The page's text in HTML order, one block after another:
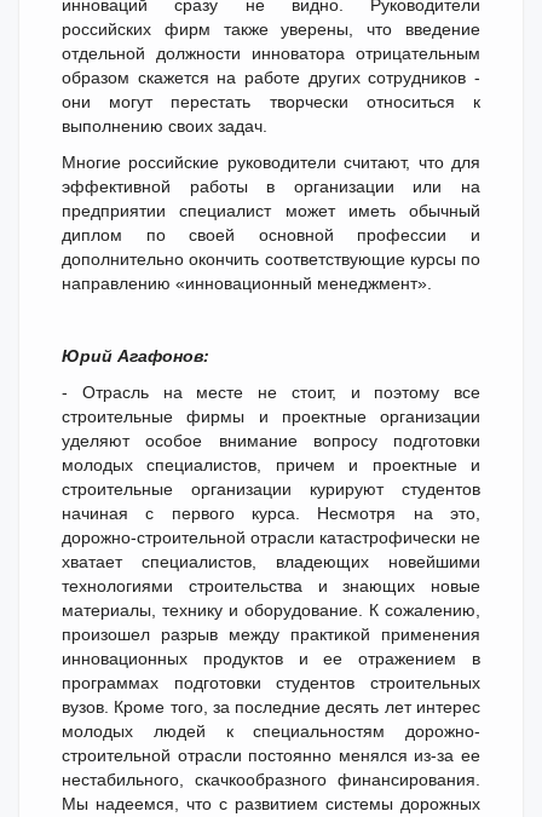
инноваций сразу не видно. Руководители
российских фирм также уверены, что введение
отдельной должности инноватора отрицательным
образом скажется на работе других сотрудников -
они могут перестать творчески относиться к
выполнению своих задач.
Многие российские руководители считают, что для
эффективной работы в организации или на
предприятии специалист может иметь обычный
диплом по своей основной профессии и
дополнительно окончить соответствующие курсы по
направлению «инновационный менеджмент».
Юрий Агафонов:
- Отрасль на месте не стоит, и поэтому все
строительные фирмы и проектные организации
уделяют особое внимание вопросу подготовки
молодых специалистов, причем и проектные и
строительные организации курируют студентов
начиная с первого курса. Несмотря на это,
дорожно-строительной отрасли катастрофически не
хватает специалистов, владеющих новейшими
технологиями строительства и знающих новые
материалы, технику и оборудование. К сожалению,
произошел разрыв между практикой применения
инновационных продуктов и ее отражением в
программах подготовки студентов строительных
вузов. Кроме того, за последние десять лет интерес
молодых людей к специальностям дорожно-
строительной отрасли постоянно менялся из-за ее
нестабильного, скачкообразного финансирования.
Мы надеемся, что с развитием системы дорожных